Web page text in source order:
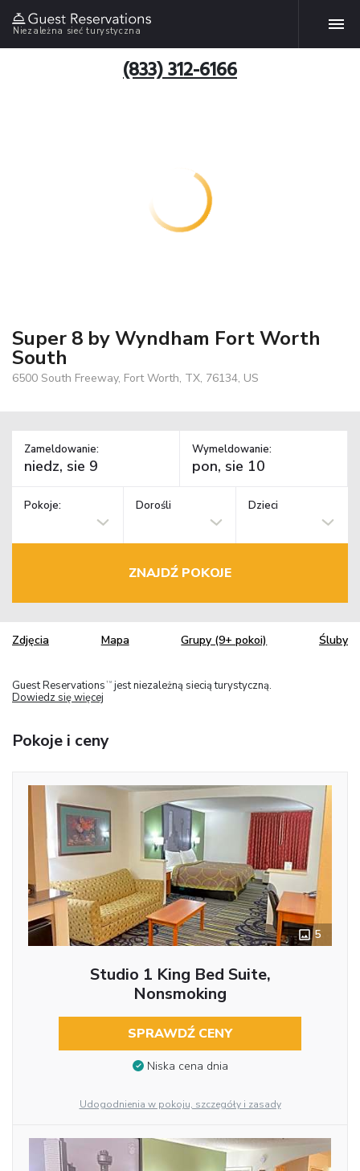
Niezależna sieć turystyczna
(833) 312-6166
Super 8 by Wyndham Fort Worth
South
6500 South Freeway, Fort Worth, TX, 76134, US
Zameldowanie: Wymeldowanie:
Pokoje: Dorośli Dzieci
ZNAJDŹ POKOJE
Zdjęcia Mapa Grupy (9+ pokoi) Śluby
Guest Reservations TM jest niezależną siecią turystyczną.
Dowiedz się więcej
Pokoje i ceny
5
Studio 1 King Bed Suite,
Nonsmoking
SPRAWDŹ CENY
Niska cena dnia
Udogodnienia w pokoju, szczegóły i zasady